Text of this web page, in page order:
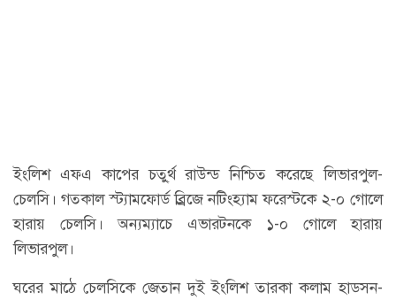
ইংলিশ এফএ কাপের চতু্র্থ রাউন্ড নিশ্চিত করেছে লিভারপুল-
চেলসি। গতকাল স্ট্যামফোর্ড ব্র্রিজে নটিংহ্যাম ফরেস্টকে ২-০ গোলে
হারায় চেলসি। অন্যম্যাচে এভারটনকে ১-০ গোলে হারায়
লিভারপুল।
ঘরের মাঠে চেলসিকে জেতান দুই ইংলিশ তারকা কলাম হাডসন-